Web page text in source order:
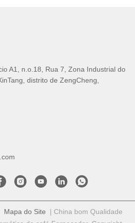
A1, n.o.18, Rua 7, Zona Industrial do
distrito de ZengCheng,
Mapa do Site | China bom Qualidade